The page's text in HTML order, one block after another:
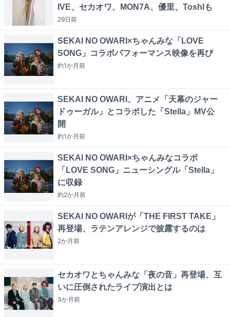
IVE、セカオワ、MON7A、優里、Toshlも
29日前
SEKAI NO OWARI×ちゃんみな「LOVE
SONG」コラボパフォーマンス映像を再び
約1か月前
SEKAI NO OWARI、アニメ「天幕のジャー
ドゥーガル」とコラボした「Stella」MV公
開
約1か月前
SEKAI NO OWARI×ちゃんみなコラボ
「LOVE SONG」ニューシングル「Stella」
に収録
約2か月前
SEKAI NO OWARIが「THE FIRST TAKE」
再登場、ラテンアレンジで披露するのは
2か月前
セカオワとちゃんみな「夜の音」再登場、互
いに圧倒されたライブ演出とは
3か月前